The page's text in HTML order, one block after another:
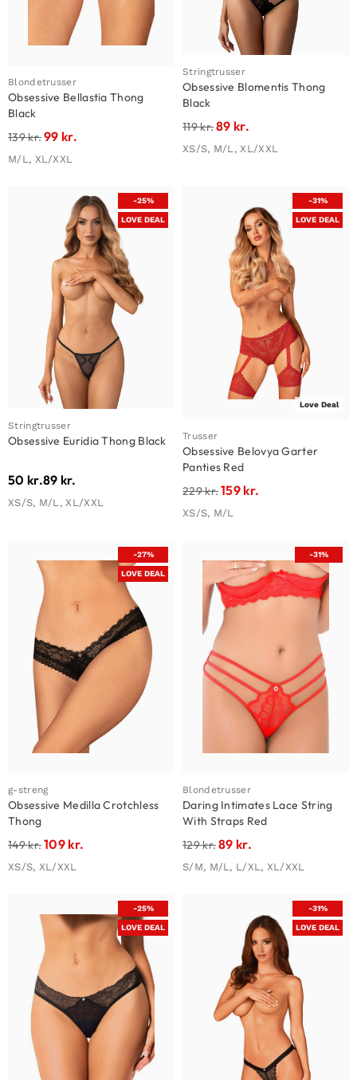
Blondetrusser
Obsessive Bellastia Thong
Black
139kr.99 kr.
M/L, XL/XXL
Stringtrusser
Obsessive Blomentis Thong
Black
119kr.89 kr.
XS/S, M/L, XL/XXL
-25%
LOVE DEAL
Stringtrusser
Obsessive Euridia Thong Black
50 kr.89 kr.
XS/S, M/L, XL/XXL
-31%
LOVE DEAL
Love Deal
Trusser
Obsessive Belovya Garter
Panties Red
229kr.159 kr.
XS/S, M/L
-27%
LOVE DEAL
g-streng
Obsessive Medilla Crotchless
Thong
149kr.109 kr.
XS/S, XL/XXL
-31%
Blondetrusser
Daring Intimates Lace String
With Straps Red
129kr.89 kr.
S/M, M/L, L/XL, XL/XXL
-25%
LOVE DEAL
-31%
LOVE DEAL